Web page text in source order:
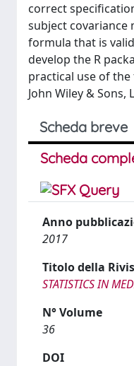
correct
subject covariance
formula that is
develop the R
practical use of
John Wiley & Sons,
Scheda breve
Scheda
Anno
2017
Titolo della
STATISTICS IN
N° Volume
36
DOI